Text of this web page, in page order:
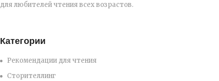
для любителей чтения всех возрастов.
Категории
Рекомендации для чтения
Сторителлинг